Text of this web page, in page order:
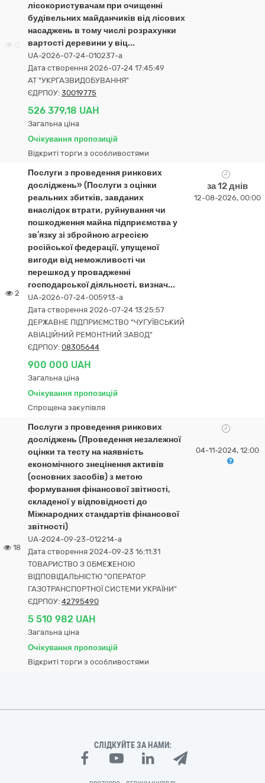
лісокористувачам при очищенні
будівельних майданчиків від лісових
насаджень в тому числі розрахунки
вартості деревини у віц...
UA-2026-07-24-010237-a
Дата створення 2026-07-24 17:45:49
АТ "УКРГАЗВИДОБУВАННЯ"
ЄДРПОУ: 30019775
526 379,18 UAH
Загальна ціна
Очікування пропозицій
Відкриті торги з особливостями
2
Послуги з проведення ринкових
досліджень» (Послуги з оцінки
реальних збитків, завданих
внаслідок втрати, руйнування чи
пошкодження майна підприємства у
зв’язку зі збройною агресією
російської федерації, упущеної
вигоди від неможливості чи
перешкод у провадженні
господарської діяльності, визнач...
UA-2026-07-24-005913-a
Дата створення 2026-07-24 13:25:57
ДЕРЖАВНЕ ПІДПРИЄМСТВО "ЧУГУЇВСЬКИЙ
АВІАЦІЙНИЙ РЕМОНТНИЙ ЗАВОД"
ЄДРПОУ: 08305644
900 000 UAH
Загальна ціна
Очікування пропозицій
Спрощена закупівля
за 12 днів
12-08-2026, 00:00
18
Послуги з проведення ринкових
досліджень (Проведення незалежної
оцінки та тесту на наявність
економічного знецінення активів
(основних засобів) з метою
формування фінансової звітності,
складеної у відповідності до
Міжнародних стандартів фінансової
звітності)
UA-2024-09-23-012214-a
Дата створення 2024-09-23 16:11:31
ТОВАРИСТВО З ОБМЕЖЕНОЮ
ВІДПОВІДАЛЬНІСТЮ "ОПЕРАТОР
ГАЗОТРАНСПОРТНОЇ СИСТЕМИ УКРАЇНИ"
ЄДРПОУ: 42795490
5 510 982 UAH
Загальна ціна
Очікування пропозицій
Відкриті торги з особливостями
04-11-2024, 12:00
СЛІДКУЙТЕ ЗА НАМИ: